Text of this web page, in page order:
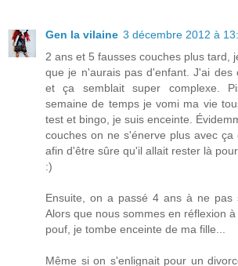
Gen la vilaine 3 décembre 2012 à
2 ans et 5 fausses couches plus tard,
que je n'aurais pas d'enfant. J'ai des
et ça semblait super complexe.
semaine de temps je vomi ma vie
test et bingo, je suis enceinte.
couches on ne s'énerve plus avec
afin d'être sûre qu'il allait rester là
:)
Ensuite, on a passé 4 ans à ne pas
Alors que nous sommes en réflexion à
pouf, je tombe enceinte de ma fille...
Même si on s'enlignait pour un